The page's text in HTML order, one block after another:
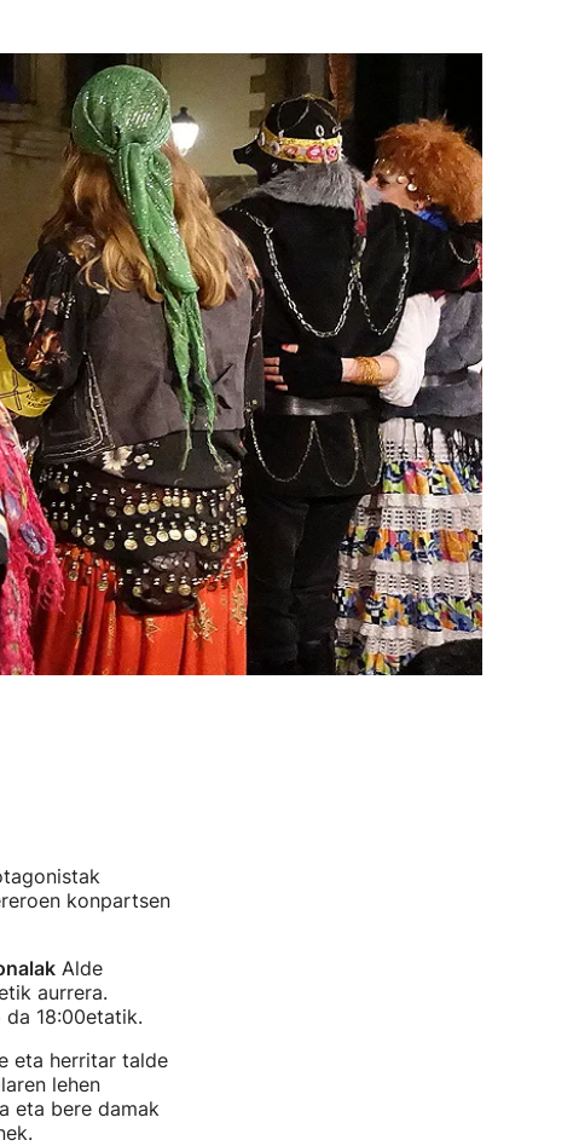
konpartsen
Alde
aurrera.
18:00etatik.
eta herritar talde
lehen
eta bere damak